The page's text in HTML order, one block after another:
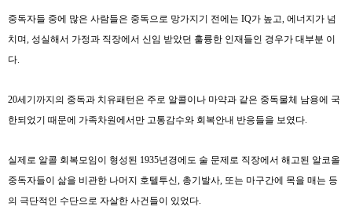
중독자들 중에 많은 사람들은 중독으로 망가지기 전에는 IQ가 높고 에너지가 넘
치며 성실해서 가정과 직장에서 신임 받았던 훌륭한 인재들인 경우가 대부분 이
다
20세기까지의 중독과 치유패턴은 주로 알콜이나 마약과 같은 중독물체 남용에 국
한되었기 때문에 가족차원에서만 고통감수와 회복안내 반응들을 보였다
실제로 알콜 회복모임이 형성된 1935년경에도 술 문제로 직장에서 해고된 알코올
중독자들이 삶을 비관한 나머지 호텔투신 총기발사 또는 마구간에 목을 매는 등
의 극단적인 수단으로 자살한 사건들이 있었다